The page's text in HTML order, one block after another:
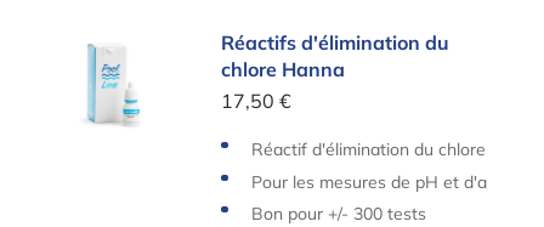
Réactifs d'élimination du chlore Hanna
Réactifs d'élimination du
chlore Hanna
17,50 €
Réactif d'élimination du chlore
Pour les mesures de pH et d'a
lcalinité
Bon pour +/- 300 tests